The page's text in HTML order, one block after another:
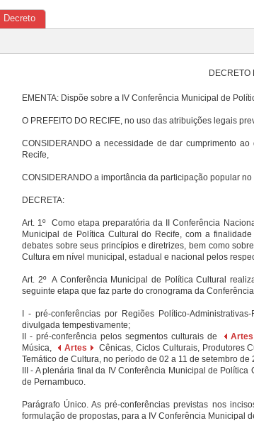
Decreto
DECRETO
EMENTA: Dispõe sobre a IV Conferência Municipal de
O PREFEITO DO RECIFE, no uso das atribuições legais
CONSIDERANDO a necessidade de dar cumprimento
Recife,
CONSIDERANDO a importância da participação popular
DECRETA:
Art. 1º Como etapa preparatória da II Conferência
Municipal de Política Cultural do Recife, com a
debates sobre seus princípios e diretrizes, bem como
Cultura em nível municipal, estadual e nacional pelos
Art. 2º A Conferência Municipal de Política Cultural
seguinte etapa que faz parte do cronograma da
I - pré-conferências por Regiões Político-
divulgada tempestivamente;
II - pré-conferência pelos segmentos culturais de
Artes
Música,
Artes
Cênicas, Ciclos Culturais, Produtores
Temático de Cultura, no período de 02 a 11 de setembro
III - A plenária final da IV Conferência Municipal de
de Pernambuco.
Parágrafo Único. As pré-conferências previstas nos
formulação de propostas, para a IV Conferência Municipal